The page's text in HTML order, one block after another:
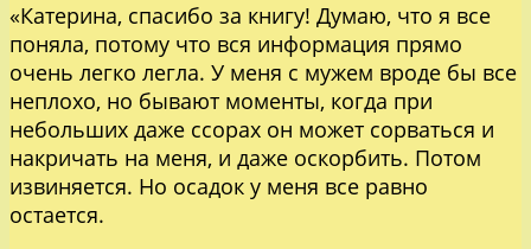
«Катерина, спасибо за книгу! Думаю, что я все
поняла, потому что вся информация прямо
очень легко легла. У меня с мужем вроде бы все
неплохо, но бывают моменты, когда при
небольших даже ссорах он может сорваться и
накричать на меня, и даже оскорбить. Потом
извиняется. Но осадок у меня все равно
остается.